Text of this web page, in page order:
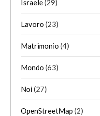
Israele(29)
Lavoro (23)
Matrimonio (4)
Mondo (63)
Noi(27)
OpenStreetMap (2)